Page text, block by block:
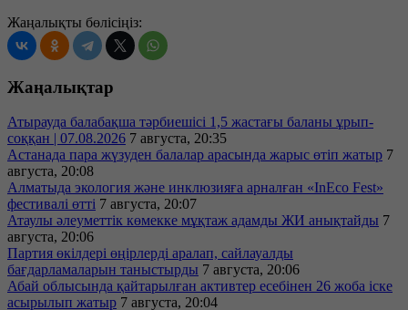
Жаңалықты бөлісіңіз:
Жаңалықтар
Атырауда балабақша тәрбиешісі 1,5 жастағы баланы ұрып-
соққан | 07.08.2026 7 августа, 20:35
Астанада пара жүзуден балалар арасында жарыс өтіп жатыр 7
августа, 20:08
Алматыда экология және инклюзияға арналған «InEco Fest»
фестивалі өтті 7 августа, 20:07
Атаулы әлеуметтік көмекке мұқтаж адамды ЖИ анықтайды 7
августа, 20:06
Партия өкілдері өңірлерді аралап, сайлауалды
бағдарламаларын таныстырды 7 августа, 20:06
Абай облысында қайтарылған активтер есебінен 26 жоба іске
асырылып жатыр 7 августа, 20:04